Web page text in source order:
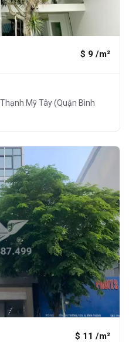
$ 9 /m²
Mỹ Tây (Quận Bình
$ 11 /m²